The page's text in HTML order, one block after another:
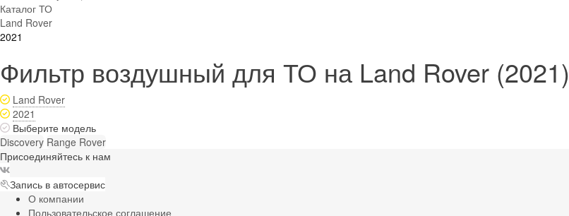
Каталог ТО
Land Rover
2021
Фильтр воздушный для ТО на Land Rover (2021)
Land Rover
2021
Выберите модель
Discovery Range Rover
Присоединяйтесь к нам
Запись в автосервис
О компании
Пользовательское соглашение